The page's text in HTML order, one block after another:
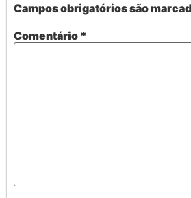
Campos obrigatórios são
Comentário *